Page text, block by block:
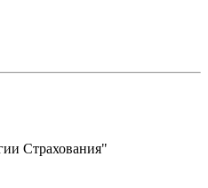
Страхования"